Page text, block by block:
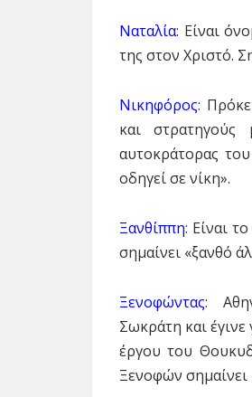
Ναταλία: Είναι
της στον Χριστό.
Νικηφόρος:
και
αυτοκράτορας
οδηγεί σε νίκη».
Ξανθίππη: Είναι
σημαίνει «ξανθό
Ξενοφώντας:
Σωκράτη και
έργου του
Ξενοφών σημαίνει